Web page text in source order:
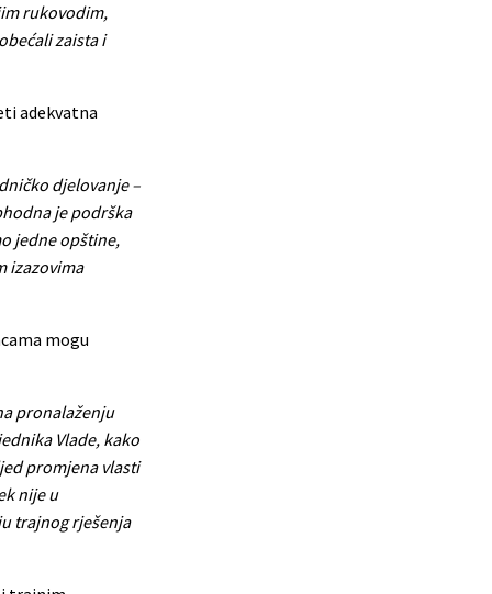
rukovodim,
zaista i
adekvatna
djelovanje –
je podrška
jedne opštine,
izazovima
mogu
pronalaženju
Vlade, kako
promjena vlasti
nije u
trajnog rješenja